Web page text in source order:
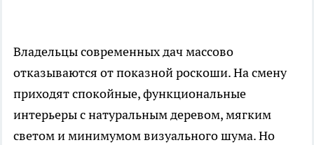
Владельцы современных дач массово
отказываются от показной роскоши. На смену
приходят спокойные, функциональные
интерьеры с натуральным деревом, мягким
светом и минимумом визуального шума. Но